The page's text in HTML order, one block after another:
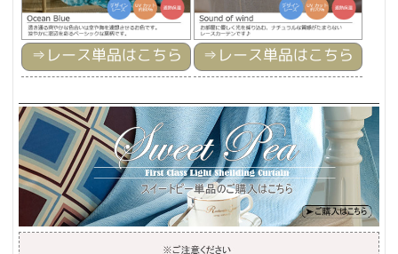
⇒ レース単品はこちら ⇒ レース単品はこちら